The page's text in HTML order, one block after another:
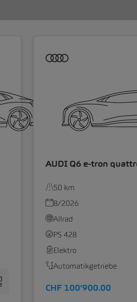
AUDI Q6 e-tron
50 km
8/2026
Allrad
PS 428
Elektro
Automatikgetriebe
CHF 100’900.00